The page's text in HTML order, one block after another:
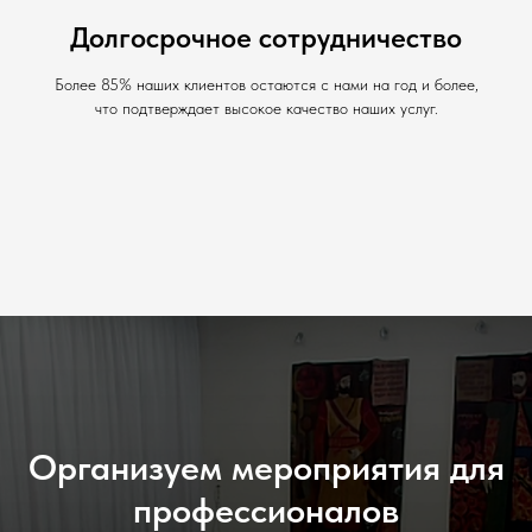
Долгосрочное сотрудничество
Более 85% наших клиентов остаются с нами на год и более,
что подтверждает высокое качество наших услуг.
Организуем мероприятия для
профессионалов